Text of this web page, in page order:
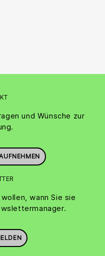
und Wünsche zur
wann Sie sie